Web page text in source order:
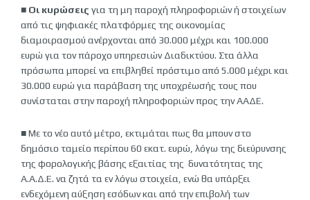
■ Οι κυρώσεις για τη μη παροχή πληροφοριών ή στοιχείων
από τις ψηφιακές πλατφόρμες της οικονομίας
διαμοιρασμού ανέρχονται από 30.000 μέχρι και 100.000
ευρώ για τον πάροχο υπηρεσιών Διαδικτύου. Στα άλλα
πρόσωπα μπορεί να επιβληθεί πρόστιμο από 5.000 μέχρι και
30.000 ευρώ για παράβαση της υποχρέωσής τους που
συνίσταται στην παροχή πληροφοριών προς την ΑΑΔΕ.
■ Με το νέο αυτό μέτρο, εκτιμάται πως θα μπουν στο
δημόσιο ταμείο περίπου 60 εκατ. ευρώ, λόγω της διεύρυνσης
της φορολογικής βάσης εξαιτίας της δυνατότητας της
Α.Α.Δ.Ε. να ζητά τα εν λόγω στοιχεία, ενώ θα υπάρξει
ενδεχόμενη αύξηση εσόδων και από την επιβολή των